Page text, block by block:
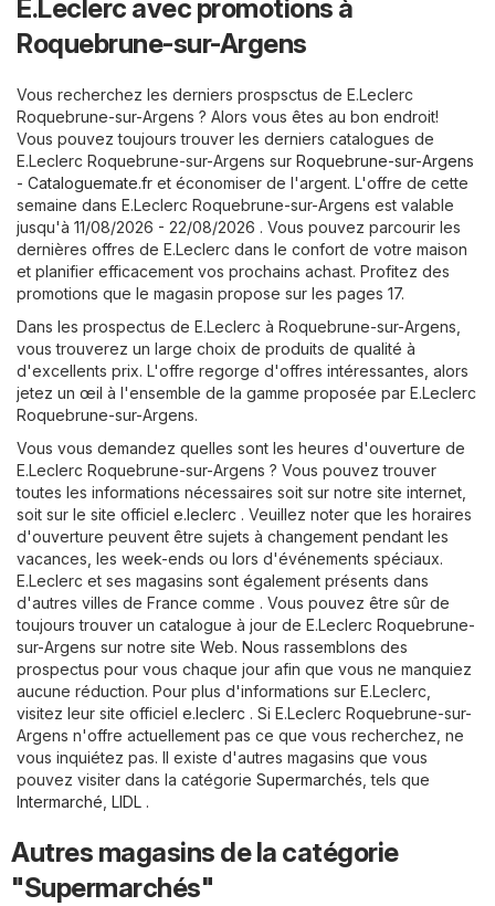
E.Leclerc avec promotions à
Roquebrune-sur-Argens
Vous recherchez les derniers prospsctus de E.Leclerc
Roquebrune-sur-Argens ? Alors vous êtes au bon endroit!
Vous pouvez toujours trouver les derniers catalogues de
E.Leclerc Roquebrune-sur-Argens sur Roquebrune-sur-Argens
- Cataloguemate.fr et économiser de l'argent. L'offre de cette
semaine dans E.Leclerc Roquebrune-sur-Argens est valable
jusqu'à 11/08/2026 - 22/08/2026 . Vous pouvez parcourir les
dernières offres de E.Leclerc dans le confort de votre maison
et planifier efficacement vos prochains achast. Profitez des
promotions que le magasin propose sur les pages 17.
Dans les prospectus de E.Leclerc à Roquebrune-sur-Argens,
vous trouverez un large choix de produits de qualité à
d'excellents prix. L'offre regorge d'offres intéressantes, alors
jetez un œil à l'ensemble de la gamme proposée par E.Leclerc
Roquebrune-sur-Argens.
Vous vous demandez quelles sont les heures d'ouverture de
E.Leclerc Roquebrune-sur-Argens ? Vous pouvez trouver
toutes les informations nécessaires soit sur notre site internet,
soit sur le site officiel e.leclerc . Veuillez noter que les horaires
d'ouverture peuvent être sujets à changement pendant les
vacances, les week-ends ou lors d'événements spéciaux.
E.Leclerc et ses magasins sont également présents dans
d'autres villes de France comme . Vous pouvez être sûr de
toujours trouver un catalogue à jour de E.Leclerc Roquebrune-
sur-Argens sur notre site Web. Nous rassemblons des
prospectus pour vous chaque jour afin que vous ne manquiez
aucune réduction. Pour plus d'informations sur E.Leclerc,
visitez leur site officiel e.leclerc . Si E.Leclerc Roquebrune-sur-
Argens n'offre actuellement pas ce que vous recherchez, ne
vous inquiétez pas. Il existe d'autres magasins que vous
pouvez visiter dans la catégorie Supermarchés, tels que
Intermarché, LIDL .
Autres magasins de la catégorie
"Supermarchés"